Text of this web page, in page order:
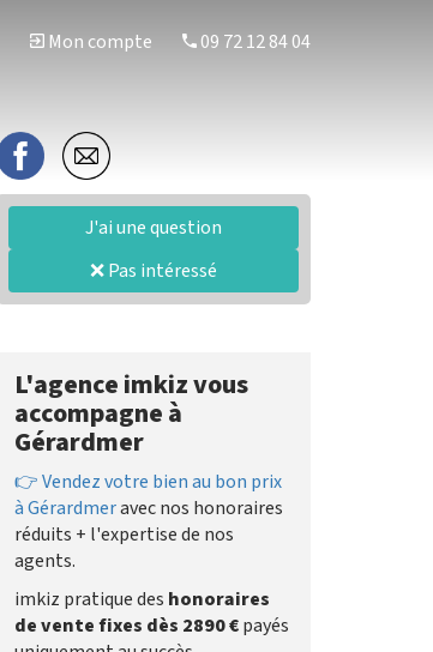
Mon compte 09 72 12 84 04
J'ai une question
❌ Pas intéressé
L'agence imkiz vous
accompagne à
Gérardmer
👉 Vendez votre bien au bon prix
à Gérardmeravec nos honoraires
réduits + l'expertise de nos
agents.
imkiz pratique des honoraires
de vente fixes dès 2890 €payés